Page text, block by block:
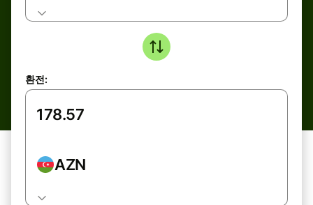
환전:
AZN